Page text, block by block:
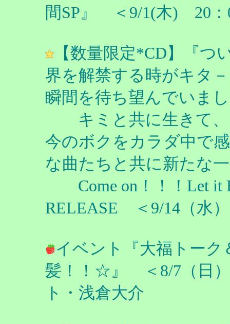
間SP』 ＜9/1(木) 20
【数量限定*CD】『
界を解禁する時がキタ
瞬間を待ち望んでいま
キミと共に生きて、
今のボクをカラダ中で
な曲たちと共に新たな
Come on！！！Let it
RELEASE ＜9/14（水
イベント『大福トー
髪！！☆』 ＜8/7（日
ト・浅倉大介